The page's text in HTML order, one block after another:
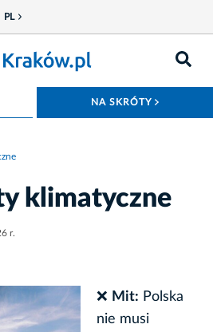
PL
NA SKRÓTY
klimatyczne
r.
❌ Mit: Polska
nie musi